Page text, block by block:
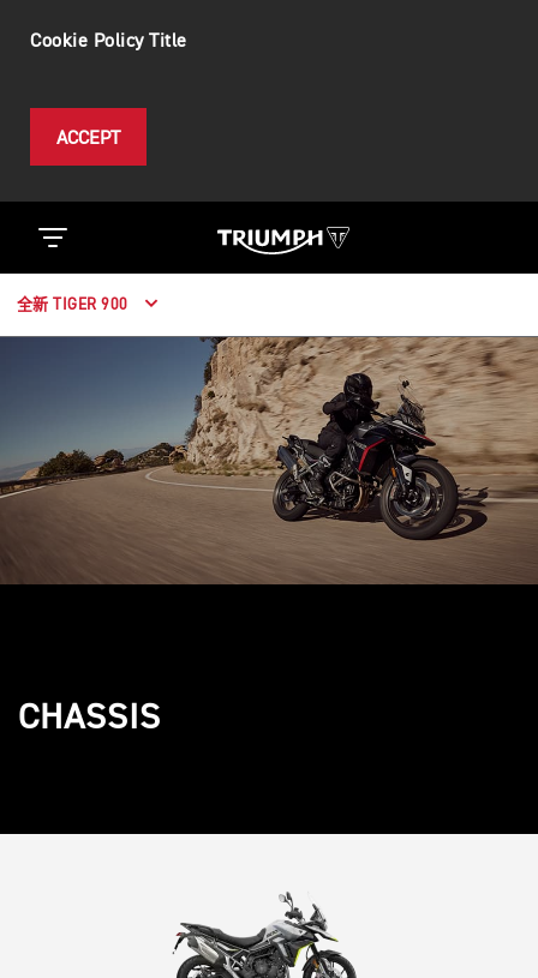
Cookie Policy Title
ACCEPT
全新 TIGER 900
CHASSIS